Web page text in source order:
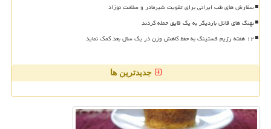
سفارش های طب ایرانی برای تقویت شیرمادر و سلامت نوزاد
نهنگ های قاتل باردیگر به یک قایق حمله کردند
۱۲ هفته رژیم فستینگ به حفظ کاهش وزن در یک سال بعد کمک نماید
جدیدترین ها